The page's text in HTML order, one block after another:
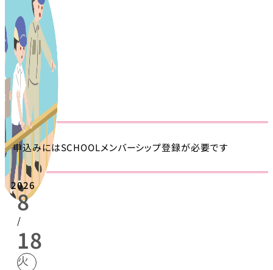
申込みにはSCHOOLメンバーシップ登録が必要です
2026
8
/
18
火